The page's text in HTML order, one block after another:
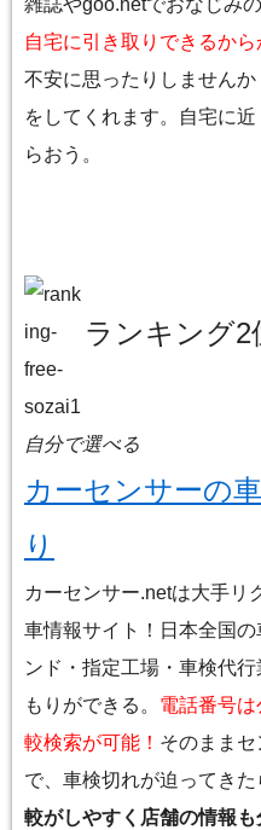
雑誌やgoo.netでおなじみ
自宅に引き取りできるから
不安に思ったりしません
をしてくれます。自宅に
らおう。
ランキング2
自分で選べる
カーセンサーの
り
カーセンサー.netは大手リ
車情報サイト！日本全国
ンド・指定工場・車検代
もりができる。 電話番号
較検索が可能！ そのまま
で、車検切れが迫ってきた
較がしやすく店舗の情報